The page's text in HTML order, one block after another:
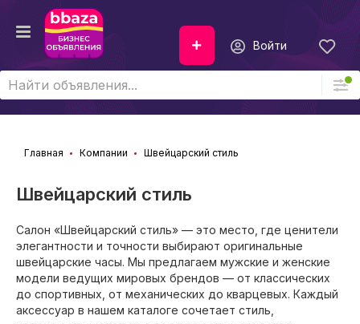
Войти
Главная Компании Швейцарский стиль
Швейцарский стиль
Салон «Швейцарский стиль» — это место, где ценители
элегантности и точности выбирают оригинальные
швейцарские часы. Мы предлагаем мужские и женские
модели ведущих мировых брендов — от классических
до спортивных, от механических до кварцевых. Каждый
аксессуар в нашем каталоге сочетает стиль,